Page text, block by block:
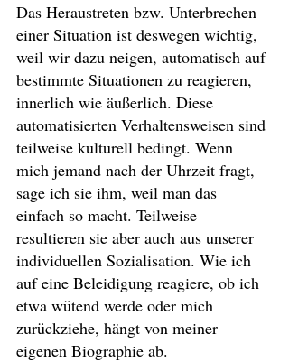
Das Heraustreten bzw. Unterbrechen
einer Situation ist deswegen wichtig,
weil wir dazu neigen, automatisch auf
bestimmte Situationen zu reagieren,
innerlich wie äußerlich. Diese
automatisierten Verhaltensweisen sind
teilweise kulturell bedingt. Wenn
mich jemand nach der Uhrzeit fragt,
sage ich sie ihm, weil man das
einfach so macht. Teilweise
resultieren sie aber auch aus unserer
individuellen Sozialisation. Wie ich
auf eine Beleidigung reagiere, ob ich
etwa wütend werde oder mich
zurückziehe, hängt von meiner
eigenen Biographie ab.